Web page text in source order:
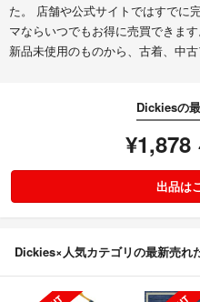
た。 店舗や公式サイトではすでに
マならいつでもお得に売買できます
新品未使用のものから、古着、中
Dickiesの
¥1,878
出品は
Dickies×人気カテゴリの最新売れ